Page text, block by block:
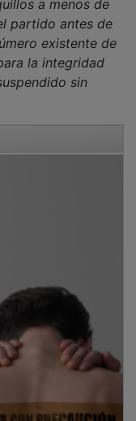
granizo
Guadalajara